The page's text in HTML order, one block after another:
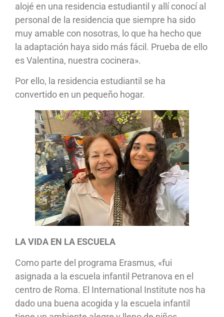
alojé en una residencia estudiantil y allí conocí al
personal de la residencia que siempre ha sido
muy amable con nosotras, lo que ha hecho que
la adaptación haya sido más fácil. Prueba de ello
es Valentina, nuestra cocinera».
Por ello, la residencia estudiantil se ha
convertido en un pequeño hogar.
LA VIDA EN LA ESCUELA
Como parte del programa Erasmus, «fui
asignada a la escuela infantil Petranova en el
centro de Roma. El International Institute nos ha
dado una buena acogida y la escuela infantil